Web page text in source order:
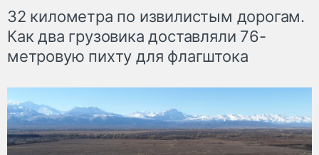
32 километра по извилистым дорогам.
Как два грузовика доставляли 76-
метровую пихту для флагштока